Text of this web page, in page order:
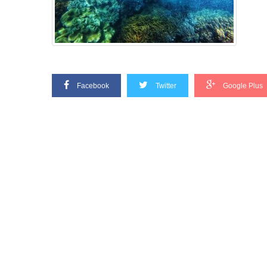
Facebook Twitter Google Plus